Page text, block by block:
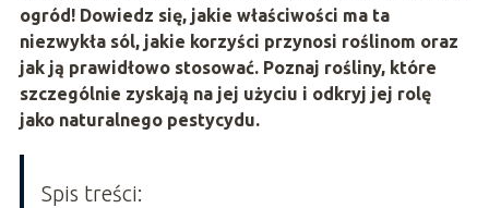
ogród! Dowiedz się, jakie właściwości ma ta
niezwykła sól, jakie korzyści przynosi roślinom oraz
jak ją prawidłowo stosować. Poznaj rośliny, które
szczególnie zyskają na jej użyciu i odkryj jej rolę
jako naturalnego pestycydu.
Spis treści: